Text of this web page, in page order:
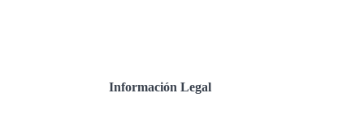
Información Legal